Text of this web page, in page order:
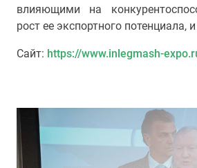
влияющими на
рост ее экспортного потенциала,
Сайт: https://www.inlegmash-